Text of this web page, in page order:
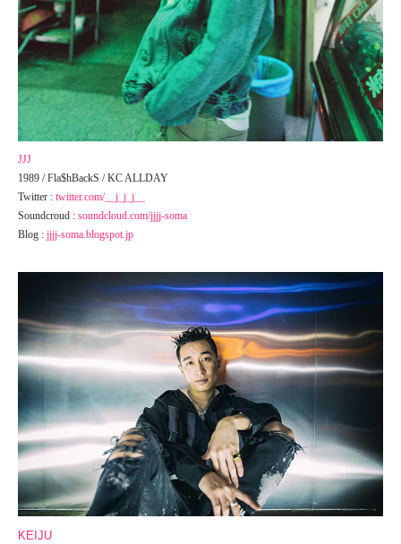
JJJ
1989 / Fla$hBackS / KC ALLDAY
Twitter : twitter.com/__j_j_j__
Soundcroud : soundcloud.com/jjjj-soma
Blog : jjjj-soma.blogspot.jp
KEIJU